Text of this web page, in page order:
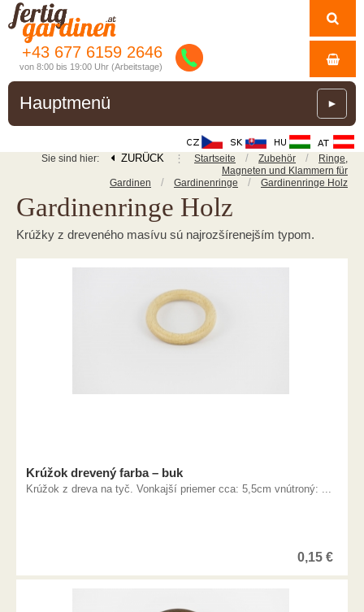
+43 677 6159 2646
von 8:00 bis 19:00 Uhr (Arbeitstage)
Hauptmenü ►
Sie sind hier: ZURÜCK ⋮ Startseite / Zubehör /
Ringe,
Magneten und Klammern für
Gardinen
/ Gardinenringe / Gardinenringe Holz
Gardinenringe Holz
Krúžky z dreveného masívu sú najrozšírenejším typom.
Krúžok drevený farba – buk
Krúžok z dreva na tyč. Vonkajší priemer cca: 5,5cm vnútroný: ...
0,15 €